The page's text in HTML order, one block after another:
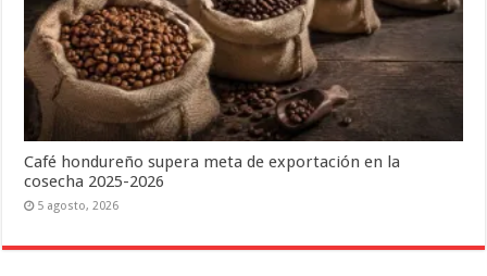
Café hondureño supera meta de exportación en la
cosecha 2025-2026
5 agosto, 2026